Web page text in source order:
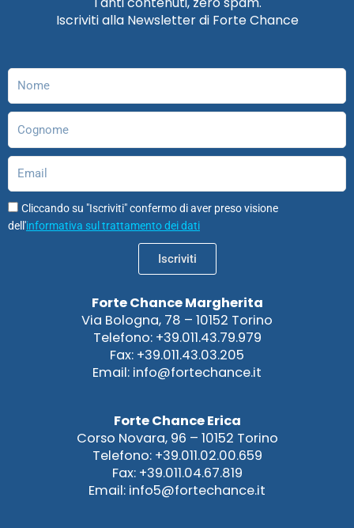
b
o
a
g
e
d
u
b
o
d
a
Iscriviti alla Newsletter di Forte Chance
Cliccando su "Iscriviti" confermo di aver preso visione
dell'informativa sul trattamento dei dati
Iscriviti
Forte Chance Margherita
Via Bologna, 78 – 10152 Torino
Telefono: +39.011.43.79.979
Fax: +39.011.43.03.205
Email: info@fortechance.it
Forte Chance Erica
Corso Novara, 96 – 10152 Torino
Telefono: +39.011.02.00.659
Fax: +39.011.04.67.819
Email: info5@fortechance.it